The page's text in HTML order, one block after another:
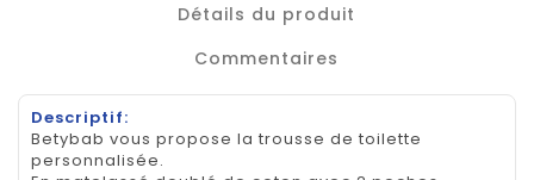
Détails du produit
Commentaires
Descriptif:
Betybab vous propose la trousse de toilette
personnalisée.